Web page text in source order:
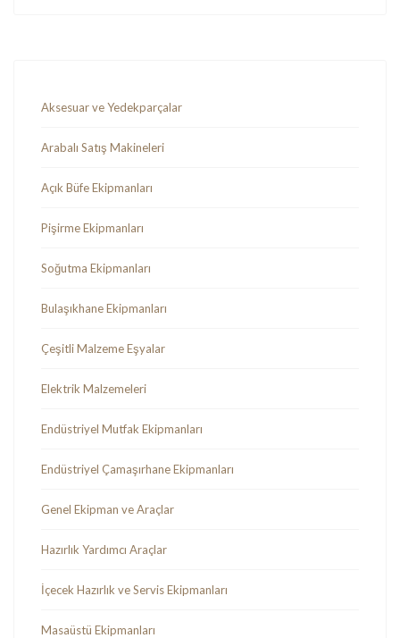
Aksesuar ve Yedekparçalar
Arabalı Satış Makineleri
Açık Büfe Ekipmanları
Pişirme Ekipmanları
Soğutma Ekipmanları
Bulaşıkhane Ekipmanları
Çeşitli Malzeme Eşyalar
Elektrik Malzemeleri
Endüstriyel Mutfak Ekipmanları
Endüstriyel Çamaşırhane Ekipmanları
Genel Ekipman ve Araçlar
Hazırlık Yardımcı Araçlar
İçecek Hazırlık ve Servis Ekipmanları
Masaüstü Ekipmanları